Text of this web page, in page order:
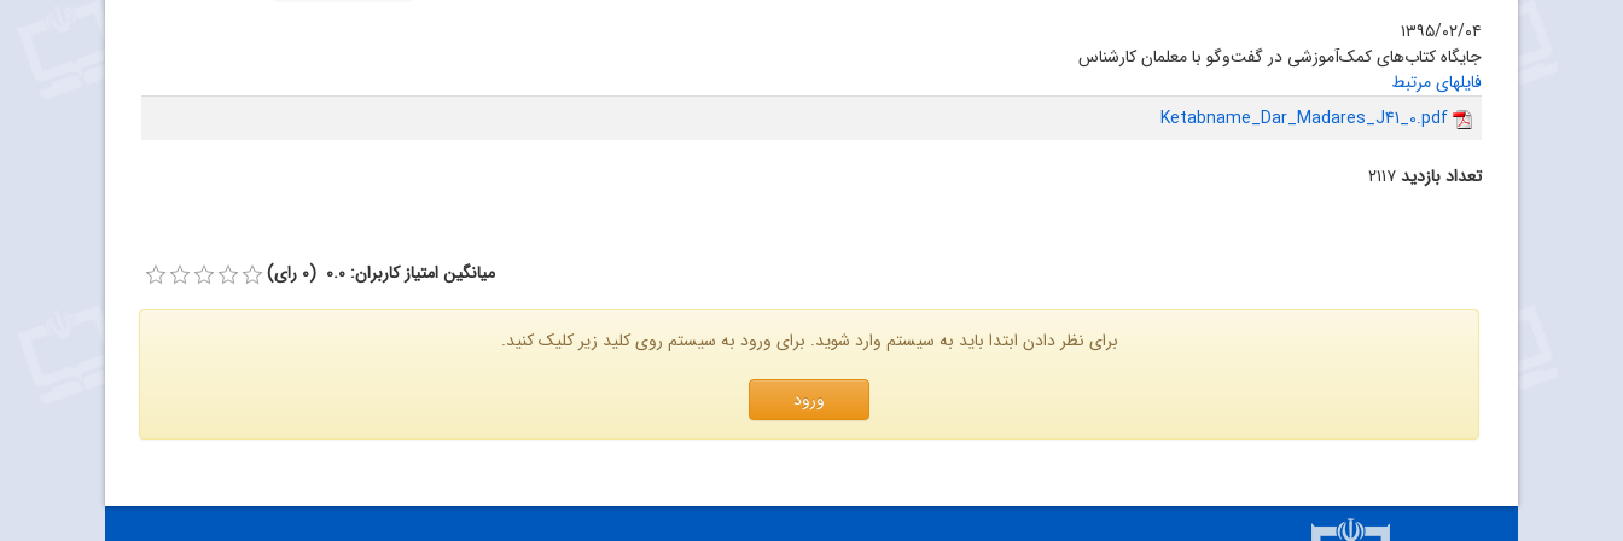
۱۳۹۵/۰۲/۰۴
جایگاه کتاب‌های کمک‌آموزشی در گفت‌وگو با معلمان کارشناس
فایلهای مرتبط
Ketabname_Dar_Madares_J41_0.pdf
تعداد بازدید۲۱۱۷
میانگین امتیاز کاربران: 0.0 (0 رای)
برای نظر دادن ابتدا باید به سیستم وارد شوید. برای ورود به سیستم روی کلید زیر کلیک کنید.
ورود